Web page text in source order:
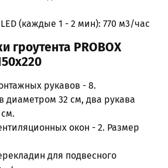
(каждые 1 - 2 мин): 770 м3/час
гроутента PROBOX
рукавов - 8.
диаметром 32 см, два рукава
окон - 2. Размер
для подвесного